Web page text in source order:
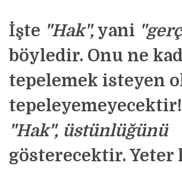
İşte "Hak",yani
böyledir. Onu ne
tepelemek isteyen
"Hak", üstünlüğünü
gösterecektir. Yeter